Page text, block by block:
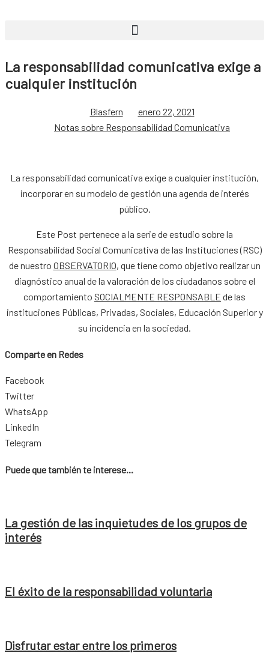
La responsabilidad comunicativa exige a
cualquier institución
Blasfern
enero 22, 2021
Notas sobre Responsabilidad Comunicativa
La responsabilidad comunicativa exige a cualquier institución,
incorporar en su modelo de gestión una agenda de interés
público.
Este Post pertenece a la serie de estudio sobre la
Responsabilidad Social Comunicativa de las Instituciones (RSC)
de nuestro OBSERVATORIO, que tiene como objetivo realizar un
diagnóstico anual de la valoración de los ciudadanos sobre el
comportamiento SOCIALMENTE RESPONSABLE de las
instituciones Públicas, Privadas, Sociales, Educación Superior y
su incidencia en la sociedad.
Comparte en Redes
Facebook
Twitter
WhatsApp
LinkedIn
Telegram
Puede que también te interese...
La gestión de las inquietudes de los grupos de
interés
El éxito de la responsabilidad voluntaria
Disfrutar estar entre los primeros